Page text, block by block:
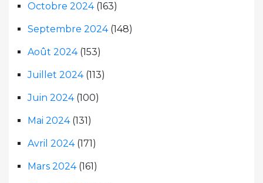
Octobre 2024(163)
Septembre 2024(148)
Août 2024(153)
Juillet 2024(113)
Juin 2024(100)
Mai 2024(131)
Avril 2024(171)
Mars 2024(161)